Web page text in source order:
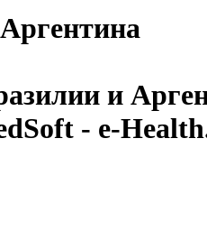
и
- e-